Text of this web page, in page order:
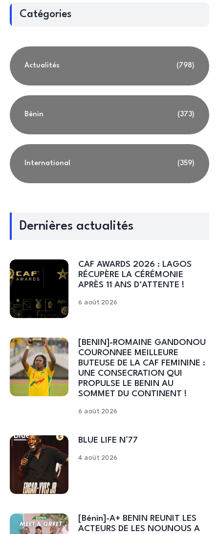
Catégories
Actualités (798)
Bénin (373)
International (359)
Dernières actualités
CAF AWARDS 2026 : LAGOS
RÉCUPÈRE LA CÉRÉMONIE
APRÈS 11 ANS D’ATTENTE !
6 août 2026
[BENIN]-ROMAINE GANDONOU
COURONNEE MEILLEURE
BUTEUSE DE LA CAF FEMININE :
UNE CONSECRATION QUI
PROPULSE LE BENIN AU
SOMMET DU CONTINENT !
6 août 2026
BLUE LIFE N°77
4 août 2026
[Bénin]-A+ BENIN REUNIT LES
ACTEURS DE LES NOUNOUS A